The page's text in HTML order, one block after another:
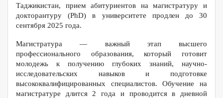
Таджикистан, прием абитуриентов на магистратуру и
докторантуру (PhD) в университете продлен до 30
сентября 2025 года.
Магистратура — важный этап высшего
профессионального образования, который готовит
молодежь к получению глубоких знаний, научно-
исследовательских навыков и подготовке
высококвалифицированных специалистов. Обучение на
магистратуре длится 2 года и проводится в дневной